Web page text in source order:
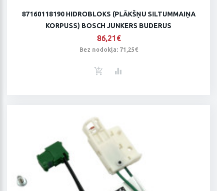
87160118190 HIDROBLOKS (PLĀKŠŅU SILTUMMAIŅA
KORPUSS) BOSCH JUNKERS BUDERUS
86,21€
Bez nodokļa: 71,25€